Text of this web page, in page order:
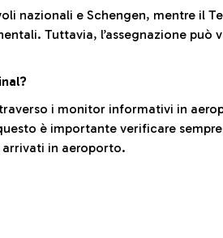
nazionali e Schengen, mentre il
Tuttavia, l’assegnazione può
i monitor informativi in
è importante verificare
in aeroporto.